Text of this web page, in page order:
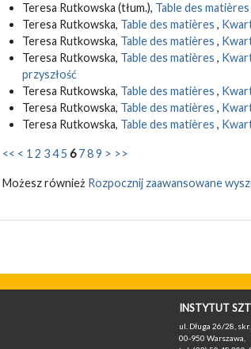
Teresa Rutkowska (tłum.), Table des matières
Teresa Rutkowska, Table des matières ,
Teresa Rutkowska, Table des matières ,
Teresa Rutkowska, Table des matières ,
przyszłość
Teresa Rutkowska, Table des matières ,
Teresa Rutkowska, Table des matières ,
Teresa Rutkowska, Table des matières ,
<< < 1 2 3 4 5 6 7 8 9 > >>
Możesz również Rozpocznij zaawansowane
INSTYTUT
ul. Długa 26/28,
00-950 Warszawa,